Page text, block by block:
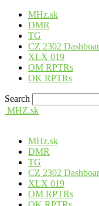
MHz.sk
DMR
TG
CZ 2302
XLX 019
OM RPTRs
OK RPTRs
Search
MHZ.sk
MHz.sk
DMR
TG
CZ 2302
XLX 019
OM RPTRs